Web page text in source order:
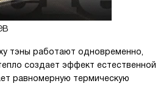
тэны работают одновременно,
создает эффект естественной
равномерную термическую